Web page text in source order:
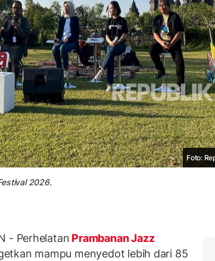
Foto:
2026.
- Perhelatan Prambanan Jazz
mampu menyedot lebih dari 85